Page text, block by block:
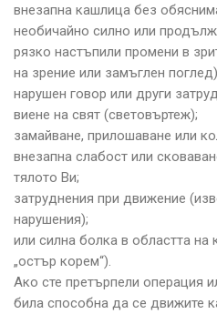
внезапна кашлица без
необичайно силно или
рязко настъпили промени в
на зрение или замъглен
нарушен говор или други
виене на свят (световъртеж);
замайване, прилошаване или
внезапна слабост или
тялото Ви;
затруднения при движение
нарушения);
или силна болка в областта на
„остър корем“).
Ако сте претърпели операция
била способна да се движите